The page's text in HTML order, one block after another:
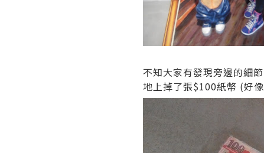
不知大家有發現旁邊的細節
地上掉了張$100紙幣 (好